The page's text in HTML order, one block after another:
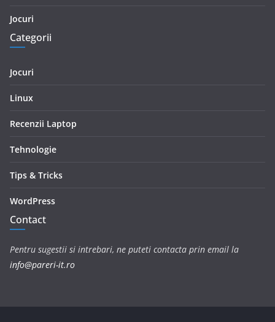
Jocuri
Categorii
Jocuri
Linux
Recenzii Laptop
Tehnologie
Tips & Tricks
WordPress
Contact
Pentru sugestii si intrebari, ne puteti contacta prin email la
info@pareri-it.ro